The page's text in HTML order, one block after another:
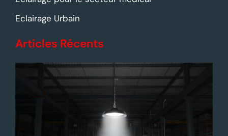
Eclairage Urbain
Articles Récents